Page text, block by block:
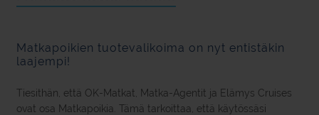
Matkapoikien tuotevalikoima on nyt entistäkin
laajempi!
Tiesithän, että OK-Matkat, Matka-Agentit ja Elämys Cruises
ovat osa Matkapoikia. Tämä tarkoittaa, että käytössäsi